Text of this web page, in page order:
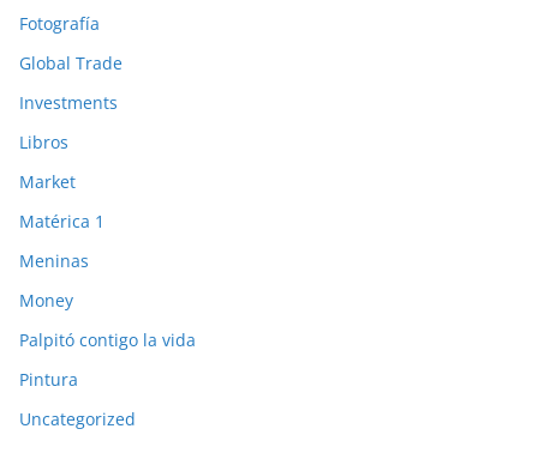
Fotografía
Global Trade
Investments
Libros
Market
Matérica 1
Meninas
Money
Palpitó contigo la vida
Pintura
Uncategorized